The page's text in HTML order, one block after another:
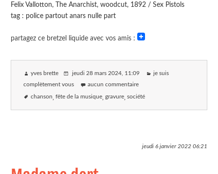
Felix Vallotton, The Anarchist, woodcut, 1892 / Sex Pistols
tag : police partout anars nulle part
partagez ce bretzel liquide avec vos amis :
yves brette jeudi 28 mars 2024, 11:09 je suis
complètement vous aucun commentaire
chanson fête de la musique gravure société
jeudi 6 janvier 202206:21